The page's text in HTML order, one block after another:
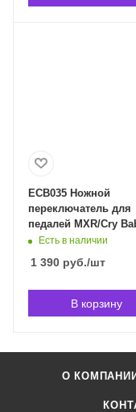
ECB035 Ножной
переключатель для
педалей MXR/Cry
Dunlop ECB035 в
Есть в наличии
1 390 руб./шт
В корзину
О КОМПАНИИ